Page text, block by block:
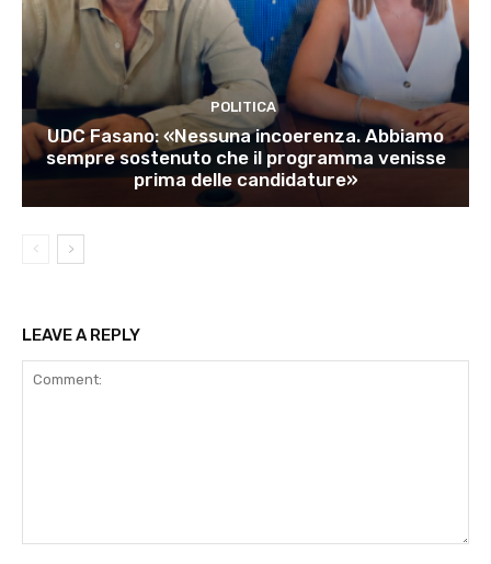
POLITICA
UDC Fasano: «Nessuna incoerenza. Abbiamo
sempre sostenuto che il programma venisse
prima delle candidature»
LEAVE A REPLY